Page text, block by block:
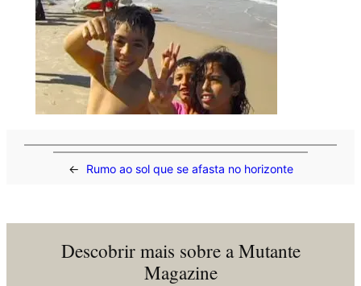
← Rumo ao sol que se afasta no horizonte
Descobrir mais sobre a Mutante
Magazine